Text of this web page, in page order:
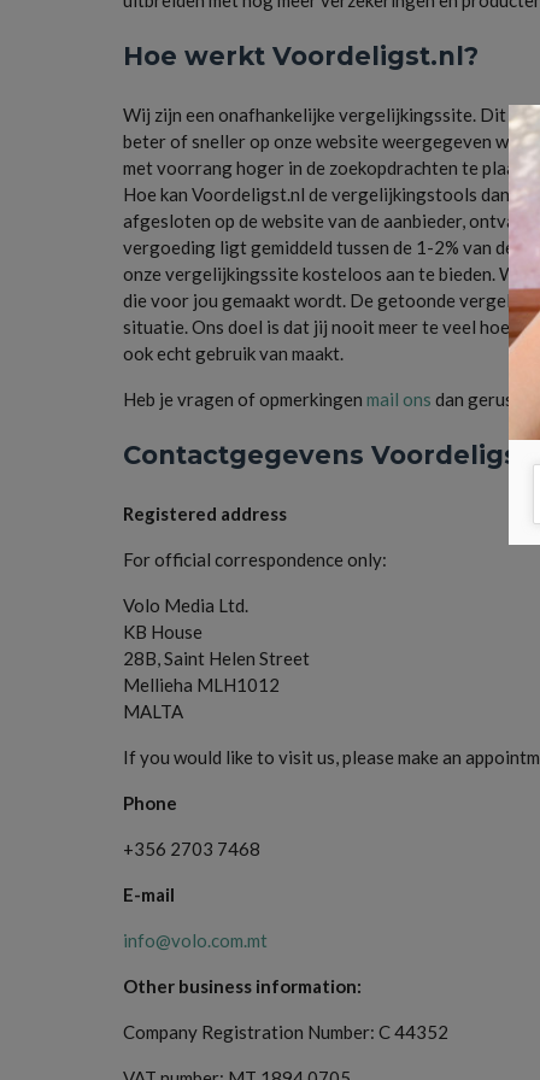
Hoe werkt Voordeligst.nl?
Wij zijn een onafhankelijke vergelijkingssite. Dit
beter of sneller op onze website weergegeven
met voorrang hoger in de zoekopdrachten te
Hoe kan Voordeligst.nl de vergelijkingstools dan
afgesloten op de website van de aanbieder,
vergoeding ligt gemiddeld tussen de 1-2% van de
onze vergelijkingssite kosteloos aan te bieden. Wij
die voor jou gemaakt wordt. De getoonde
situatie. Ons doel is dat jij nooit meer te veel hoeft
ook echt gebruik van maakt.
Heb je vragen of opmerkingen mail ons dan gerust,
Contactgegevens
Registered address
For official correspondence only:
Volo Media Ltd.
KB House
28B, Saint Helen Street
Mellieha MLH1012
MALTA
If you would like to visit us, please make an
Phone
+356 2703 7468
E-mail
info@volo.com.mt
Other business information:
Company Registration Number: C 44352